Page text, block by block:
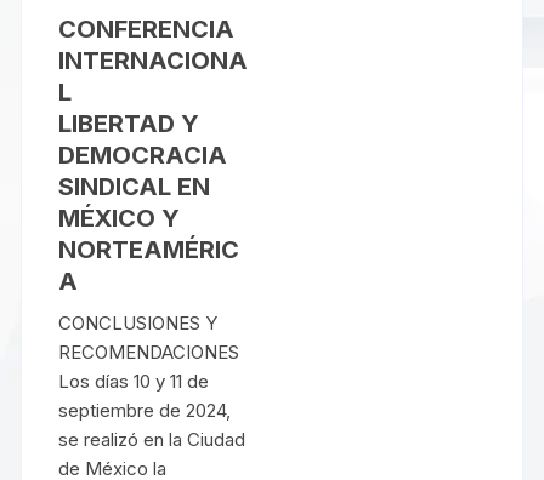
CONFERENCIA
INTERNACIONA
L
LIBERTAD Y
DEMOCRACIA
SINDICAL EN
MÉXICO Y
NORTEAMÉRIC
A
CONCLUSIONES Y
RECOMENDACIONES
Los días 10 y 11 de
septiembre de 2024,
se realizó en la Ciudad
de México la